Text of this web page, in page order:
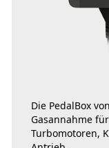
Die PedalBox
Gasannahme
Turbomotoren,